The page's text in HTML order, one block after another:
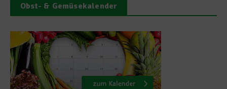
Obst- & Gemüsekalender